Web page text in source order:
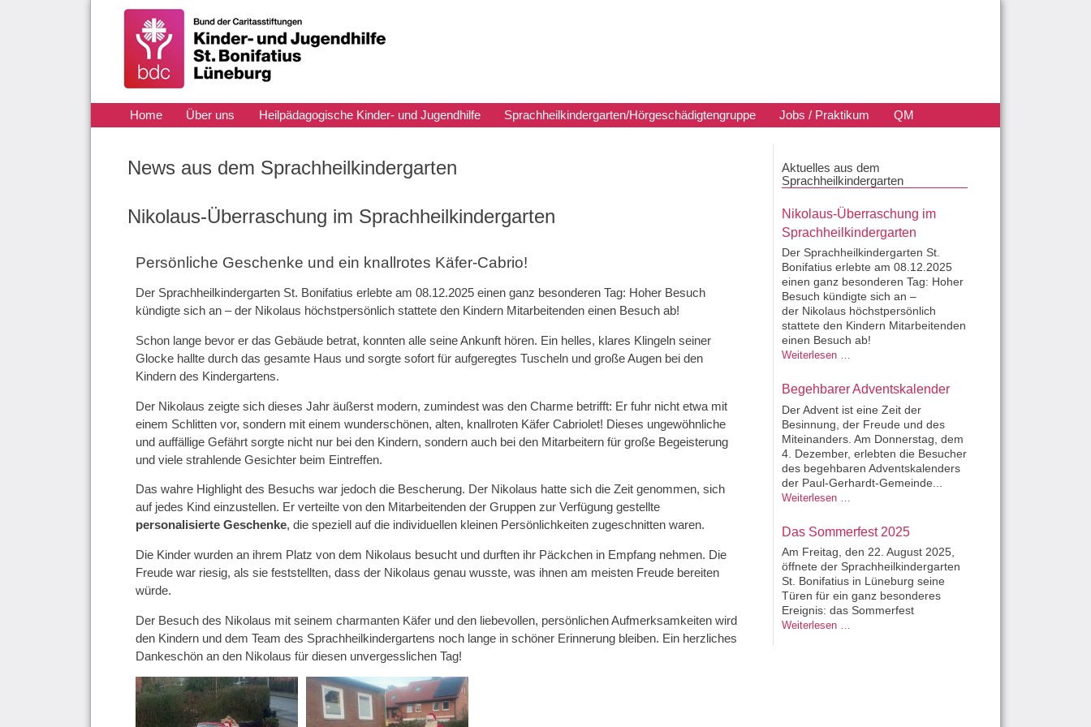
Navigation
überspringen
Home Über uns Heilpädagogische Kinder- und Jugendhilfe Sprachheilkindergarten/Hörgeschädigtengruppe Jobs / Praktikum
QM
News aus dem Sprachheilkindergarten
Nikolaus-Überraschung im Sprachheilkindergarten
Persönliche Geschenke und ein knallrotes Käfer-Cabrio!
Der Sprachheilkindergarten St. Bonifatius erlebte am 08.12.2025 einen ganz besonderen Tag: Hoher Besuch
kündigte sich an – der Nikolaus höchstpersönlich stattete den Kindern Mitarbeitenden einen Besuch ab!
Schon lange bevor er das Gebäude betrat, konnten alle seine Ankunft hören. Ein helles, klares Klingeln seiner
Glocke hallte durch das gesamte Haus und sorgte sofort für aufgeregtes Tuscheln und große Augen bei den
Kindern des Kindergartens.
Der Nikolaus zeigte sich dieses Jahr äußerst modern, zumindest was den Charme betrifft: Er fuhr nicht etwa mit
einem Schlitten vor, sondern mit einem wunderschönen, alten, knallroten Käfer Cabriolet! Dieses ungewöhnliche
und auffällige Gefährt sorgte nicht nur bei den Kindern, sondern auch bei den Mitarbeitern für große Begeisterung
und viele strahlende Gesichter beim Eintreffen.
Das wahre Highlight des Besuchs war jedoch die Bescherung. Der Nikolaus hatte sich die Zeit genommen, sich
auf jedes Kind einzustellen. Er verteilte von den Mitarbeitenden der Gruppen zur Verfügung gestellte
personalisierte Geschenke, die speziell auf die individuellen kleinen Persönlichkeiten zugeschnitten waren.
Die Kinder wurden an ihrem Platz von dem Nikolaus besucht und durften ihr Päckchen in Empfang nehmen. Die
Freude war riesig, als sie feststellten, dass der Nikolaus genau wusste, was ihnen am meisten Freude bereiten
würde.
Der Besuch des Nikolaus mit seinem charmanten Käfer und den liebevollen, persönlichen Aufmerksamkeiten wird
den Kindern und dem Team des Sprachheilkindergartens noch lange in schöner Erinnerung bleiben. Ein herzliches
Dankeschön an den Nikolaus für diesen unvergesslichen Tag!
Aktuelles aus dem
Sprachheilkindergarten
Nikolaus-Überraschung im
Sprachheilkindergarten
Der Sprachheilkindergarten St.
Bonifatius erlebte am 08.12.2025
einen ganz besonderen Tag: Hoher
Besuch kündigte sich an –
der Nikolaus höchstpersönlich
stattete den Kindern Mitarbeitenden
einen Besuch ab!
Weiterlesen …
Begehbarer Adventskalender
Der Advent ist eine Zeit der
Besinnung, der Freude und des
Miteinanders. Am Donnerstag, dem
4. Dezember, erlebten die Besucher
des begehbaren Adventskalenders
der Paul-Gerhardt-Gemeinde...
Weiterlesen …
Das Sommerfest 2025
Am Freitag, den 22. August 2025,
öffnete der Sprachheilkindergarten
St. Bonifatius in Lüneburg seine
Türen für ein ganz besonderes
Ereignis: das Sommerfest
Weiterlesen …